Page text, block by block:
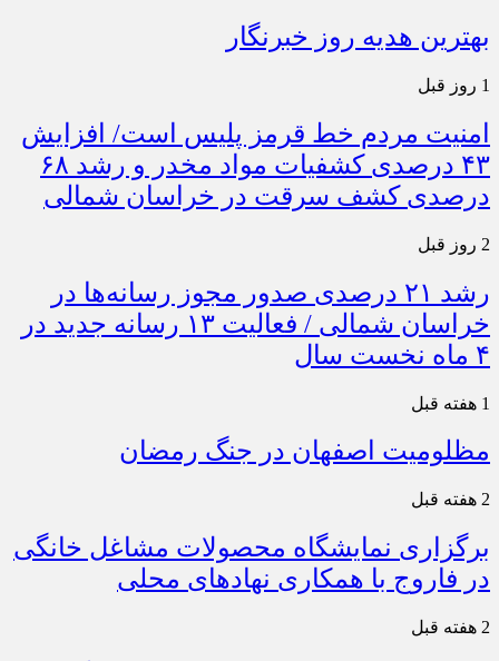
بهترین هدیه روز خبرنگار
1 روز قبل
امنیت مردم خط قرمز پلیس است/ افزایش
۴۳ درصدی کشفیات مواد مخدر و رشد ۶۸
درصدی کشف سرقت در خراسان شمالی
2 روز قبل
رشد ۲۱ درصدی صدور مجوز رسانه‌ها در
خراسان شمالی / فعالیت ۱۳ رسانه جدید در
۴ ماه نخست سال
1 هفته قبل
مظلومیت اصفهان در جنگ رمضان
2 هفته قبل
برگزاری نمایشگاه محصولات مشاغل خانگی
در فاروج با همکاری نهادهای محلی
2 هفته قبل